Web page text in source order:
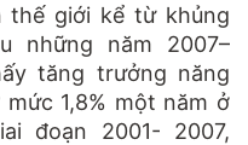
giới kể từ khủng
những năm 2007–
tăng trưởng năng
1,8% một năm ở
đoạn 2001- 2007,